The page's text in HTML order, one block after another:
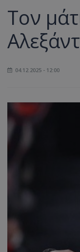
Τον
04.12.2025 - 12:00